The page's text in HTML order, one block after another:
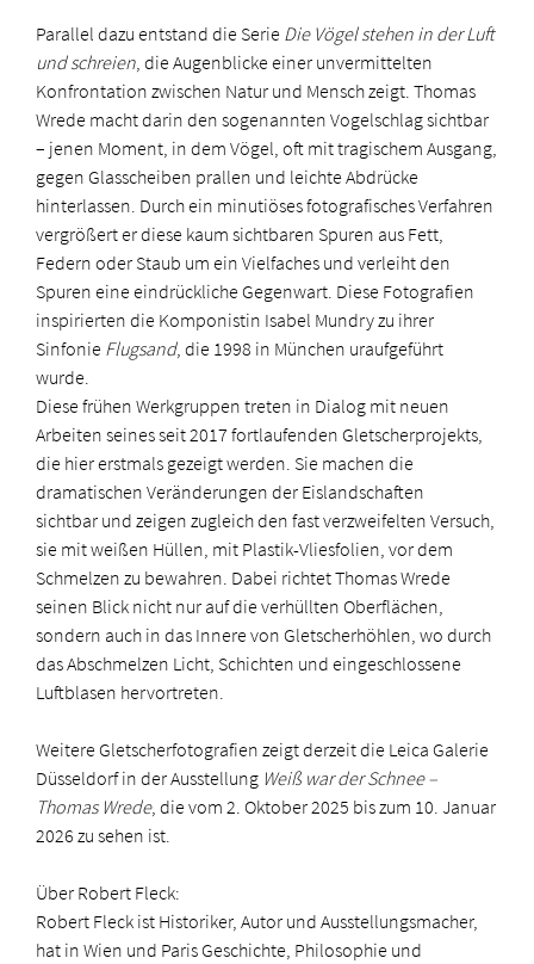
Parallel dazu entstand die SerieDie Vögel stehen in der Luft
und schreien, die Augenblicke einer unvermittelten
Konfrontation zwischen Natur und Mensch zeigt. Thomas
Wrede macht darin den sogenannten Vogelschlag sichtbar
– jenen Moment, in dem Vögel, oft mit tragischem Ausgang,
gegen Glasscheiben prallen und leichte Abdrücke
hinterlassen. Durch ein minutiöses fotografisches Verfahren
vergrößert er diese kaum sichtbaren Spuren aus Fett,
Federn oder Staub um ein Vielfaches und verleiht den
Spuren eine eindrückliche Gegenwart. Diese Fotografien
inspirierten die Komponistin Isabel Mundry zu ihrer
SinfonieFlugsand, die 1998 in München uraufgeführt
wurde.
Diese frühen Werkgruppen treten in Dialog mit neuen
Arbeiten seines seit 2017 fortlaufenden Gletscherprojekts,
die hier erstmals gezeigt werden. Sie machen die
dramatischen Veränderungen der Eislandschaften
sichtbar und zeigen zugleich den fast verzweifelten Versuch,
sie mit weißen Hüllen, mit Plastik-Vliesfolien, vor dem
Schmelzen zu bewahren. Dabei richtet Thomas Wrede
seinen Blick nicht nur auf die verhüllten Oberflächen,
sondern auch in das Innere von Gletscherhöhlen, wo durch
das Abschmelzen Licht, Schichten und eingeschlossene
Luftblasen hervortreten.
Weitere Gletscherfotografien zeigt derzeit die Leica Galerie
Düsseldorf in der Ausstellung Weiß war der Schnee –
Thomas Wrede, die vom 2. Oktober 2025 bis zum 10. Januar
2026 zu sehen ist.
Über Robert Fleck:
Robert Fleck istHistoriker, Autor und Ausstellungsmacher,
hat in Wien und Paris Geschichte, Philosophie und